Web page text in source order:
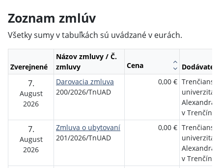
Zoznam zmlúv
Všetky sumy v tabuľkách sú uvádzané v eurách.
Zverejnené
Názov zmluvy / Č.
zmluvy
Cena Dodávateľ
7.
August
2026
Darovacia zmluva
200/2026/TnUAD
0,00 €
univerzita
Alexandra
v Trenčíne
7.
August
2026
Zmluva o ubytovaní
201/2026/TnUAD
0,00 €
univerzita
Alexandra
v Trenčíne